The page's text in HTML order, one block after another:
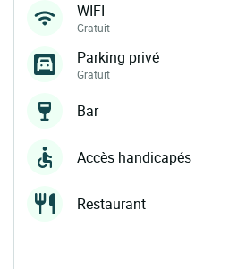
WIFI
Gratuit
Parking privé
Gratuit
Bar
Accès handicapés
Restaurant